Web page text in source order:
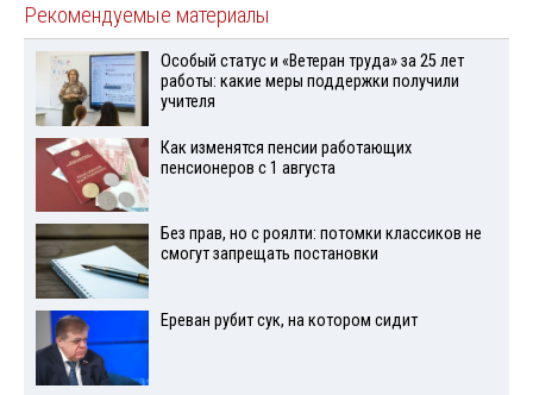
Рекомендуемые материалы
Особый статус и «Ветеран труда» за 25 лет
работы: какие меры поддержки получили
учителя
Как изменятся пенсии работающих
пенсионеров с 1 августа
Без прав, но с роялти: потомки классиков не
смогут запрещать постановки
Ереван рубит сук, на котором сидит